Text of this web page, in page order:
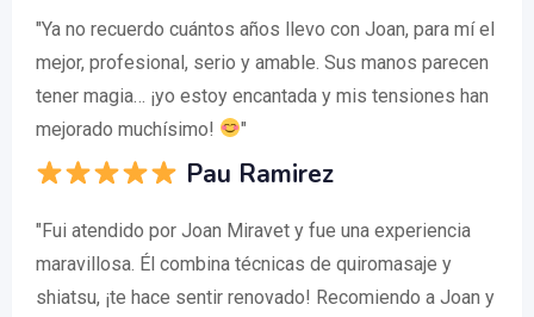
"Ya no recuerdo cuántos años llevo con Joan, para mí el
mejor, profesional, serio y amable. Sus manos parecen
tener magia… ¡yo estoy encantada y mis tensiones han
mejorado muchísimo!
"
Pau Ramirez
"Fui atendido por Joan Miravet y fue una experiencia
maravillosa. Él combina técnicas de quiromasaje y
shiatsu, ¡te hace sentir renovado! Recomiendo a Joan y